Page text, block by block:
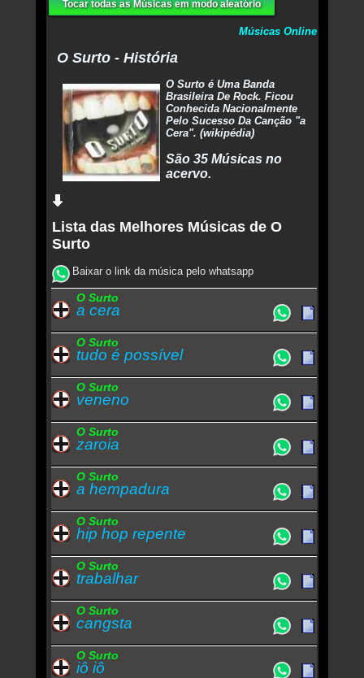
Tocar todas as Músicas em modo aleatório
Músicas Online
O Surto - História
O Surto é Uma Banda
Brasileira De Rock. Ficou
Conhecida Nacionalmente
Pelo Sucesso Da Canção "a
Cera". (wikipédia)
São 35 Músicas no
acervo.
Lista das Melhores Músicas de O
Surto
Baixar o link da música pelo whatsapp
O Surto
a cera
O Surto
tudo é possível
O Surto
veneno
O Surto
zaroia
O Surto
a hempadura
O Surto
hip hop repente
O Surto
trabalhar
O Surto
cangsta
O Surto
iô iô